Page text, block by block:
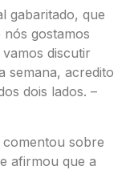
gabaritado, que
gostamos
discutir
semana, acredito
dois lados. –
comentou sobre
afirmou que a